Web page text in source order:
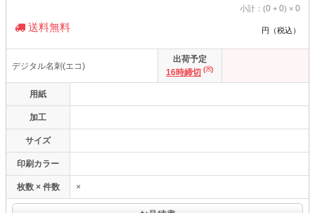
デジタル名刺(エコ)
用紙
加工
サイズ
印刷カラー
枚数 × 件数
出荷予定
16時締切 (※)
×
小計：(0 + 0) × 0
送料無料 円（税込）